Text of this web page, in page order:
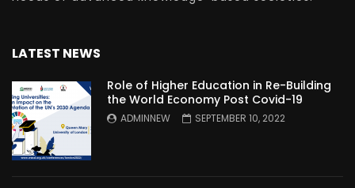
LATEST NEWS
Role of Higher Education in Re-Building
the World Economy Post Covid-19
ADMINNEW SEPTEMBER 10, 2022